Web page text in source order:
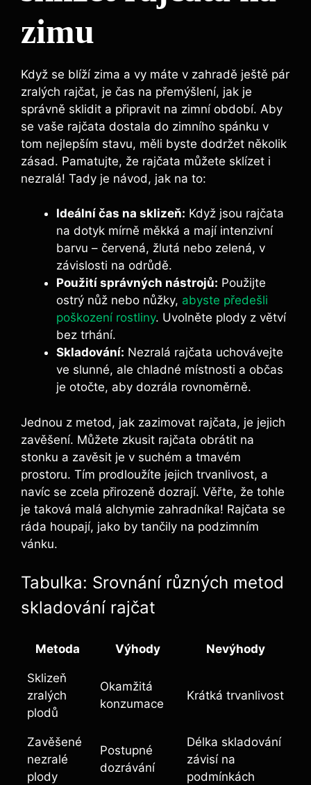
zimu
Když se blíží zima ⁢a vy máte v zahradě ještě pár
zralých rajčat, je čas na přemýšlení, jak je
správně‌ sklidit a připravit na zimní období.‍ Aby‌
se ⁤vaše rajčata dostala ⁣do zimního ‌spánku v
tom nejlepším stavu,⁤ měli byste dodržet několik
zásad. Pamatujte, že ​rajčata můžete sklízet i‌
nezralá! Tady je návod, jak na to:
Ideální čas na ⁢sklizeň: Když jsou ⁢rajčata⁢
na‌ dotyk mírně měkká ​a mají intenzivní
barvu – červená, žlutá​ nebo⁤ zelená, v
závislosti na⁣ odrůdě.
Použití správných nástrojů: Použijte​
ostrý ⁤nůž nebo nůžky, abyste předešli
poškození rostliny. Uvolněte plody z větví
bez trhání.
Skladování: Nezralá rajčata uchovávejte
ve slunné,⁢ ale⁢ chladné místnosti a občas
je otočte, aby dozrála rovnoměrně.
Jednou z metod,⁤ jak zazimovat rajčata, je jejich
zavěšení. ‌Můžete zkusit rajčata obrátit na
stonku a zavěsit je v suchém a tmavém
prostoru. Tím prodloužíte jejich trvanlivost, a
navíc‍ se zcela přirozeně ‌dozrají. Věřte, že‍ tohle
je⁣ taková malá alchymie zahradníka! Rajčata ⁢se ​
ráda houpají, jako​ by tančily na podzimním
vánku.
Tabulka: Srovnání ⁤různých metod
skladování rajčat
Metoda Výhody Nevýhody
Sklizeň
zralých
plodů
Okamžitá
konzumace
Krátká trvanlivost
Zavěšené
nezralé
plody
Postupné
dozrávání
Délka skladování
⁢závisí⁢ na
podmínkách